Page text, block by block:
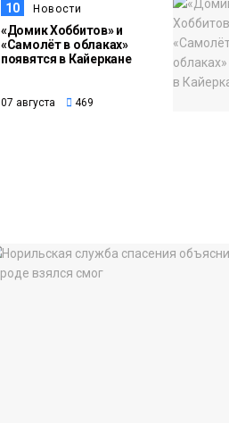
10 Новости
«Домик Хоббитов» и
«Самолёт в облаках»
появятся в Кайеркане
07 августа 469